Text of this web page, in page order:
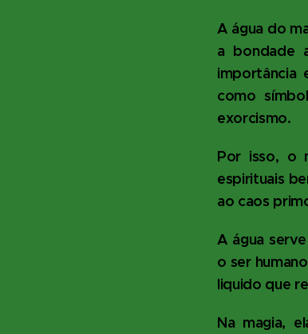
A água do
a bondade
importância
como
exorcismo.
Por isso, o
espirituais
ao caos
A água
o ser
liquido que
Na magia,